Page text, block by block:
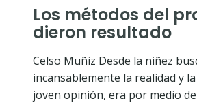
Los métodos del
dieron resultado
Celso Muñiz Desde la niñez
incansablemente la realidad y
joven opinión, era por medio